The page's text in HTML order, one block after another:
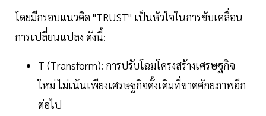
โดยมีกรอบแนวคิด "TRUST" เป็นหัวใจในการขับเคลื่อน
การเปลี่ยนแปลง ดังนี้:
T (Transform): การปรับโฉมโครงสร้างเศรษฐกิจ
ใหม่ ไม่เน้นเพียงเศรษฐกิจดั้งเดิมที่ขาดศักยภาพอีก
ต่อไป